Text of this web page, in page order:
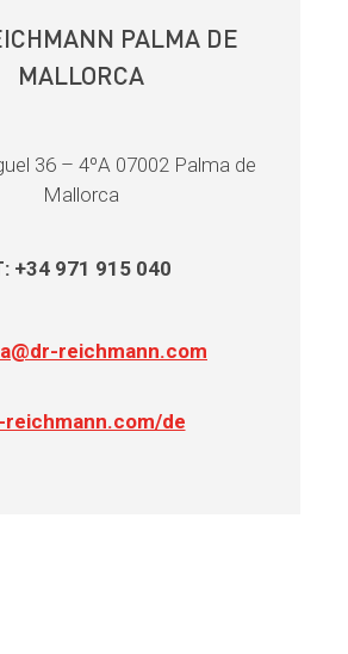
PALMA DE
MALLORCA
36 – 4ºA 07002 Palma de
Mallorca
+34 971 915 040
reichmann.com
reichmann.com/de